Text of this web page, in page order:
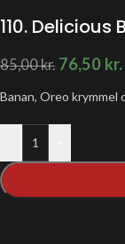
110. Delicious
85,00kr. 76,50 kr.
Banan, Oreo krymmel